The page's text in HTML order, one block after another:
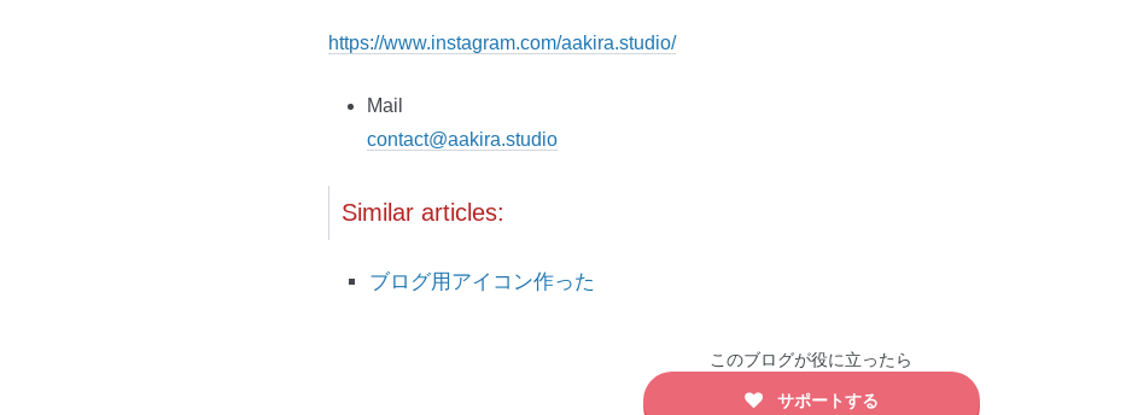
https://www.instagram.com/aakira.studio/
Mail
contact@aakira.studio
Similar articles:
ブログ用アイコン作った
このブログが役に立ったら
サポートする